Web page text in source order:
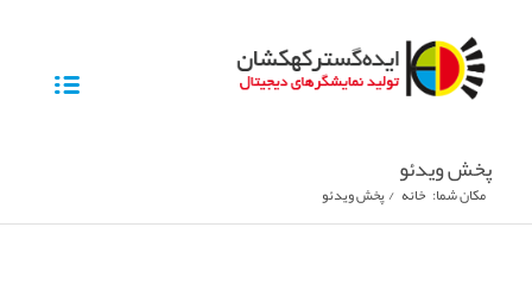
پخش ویدئو
مکان شما: خانه /پخش ویدئو